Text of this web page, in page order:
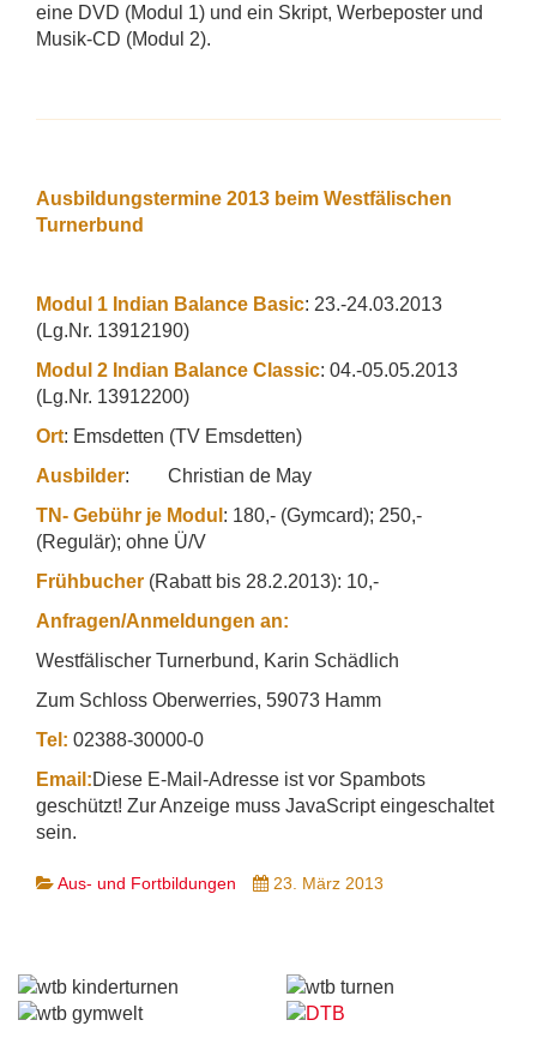
eine DVD (Modul 1) und ein Skript, Werbeposter und
Musik-CD (Modul 2).
Ausbildungstermine 2013 beim Westfälischen
Turnerbund
Modul 1 Indian Balance Basic: 23.-24.03.2013
(Lg.Nr. 13912190)
Modul 2 Indian Balance Classic: 04.-05.05.2013
(Lg.Nr. 13912200)
Ort: Emsdetten (TV Emsdetten)
Ausbilder: Christian de May
TN- Gebühr je Modul : 180,- (Gymcard); 250,-
(Regulär); ohne Ü/V
Frühbucher (Rabatt bis 28.2.2013): 10,-
Anfragen/Anmeldungen an:
Westfälischer Turnerbund, Karin Schädlich
Zum Schloss Oberwerries, 59073 Hamm
Tel: 02388-30000-0
Email:Diese E-Mail-Adresse ist vor Spambots
geschützt! Zur Anzeige muss JavaScript eingeschaltet
sein.
Aus- und Fortbildungen 23. März 2013